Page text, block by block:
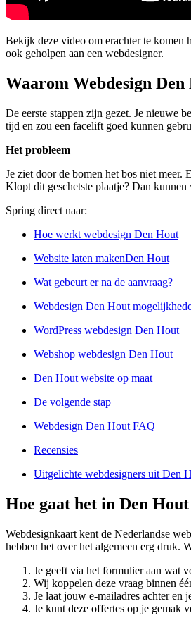
Bekijk deze video om erachter te komen
ook geholpen aan een webdesigner.
Waarom Webdesign Den
De eerste stappen zijn gezet. Je nieuwe
tijd en zou een facelift goed kunnen
Het probleem
Je ziet door de bomen het bos niet
Klopt dit geschetste plaatje? Dan
Spring direct naar:
Hoe werkt webdesign Den Hout
Website laten makenDen Hout
Wat gebeurt er na de aanvraag?
Webdesign Den Hout
WordPress webdesign Den Hout
Webshop webdesign Den Hout
Den Hout website op maat
De volgende stap
Webdesign Den Hout FAQ
Recensies
Uitgelichte webdesigners uit Den
Hoe gaat het in Den
Webdesignkaart kent de Nederlandse
hebben het over het algemeen erg druk.
Je geeft via het formulier aan wat
Wij koppelen deze vraag binnen
Je laat jouw e-mailadres achter
Je kunt deze offertes op je gemak